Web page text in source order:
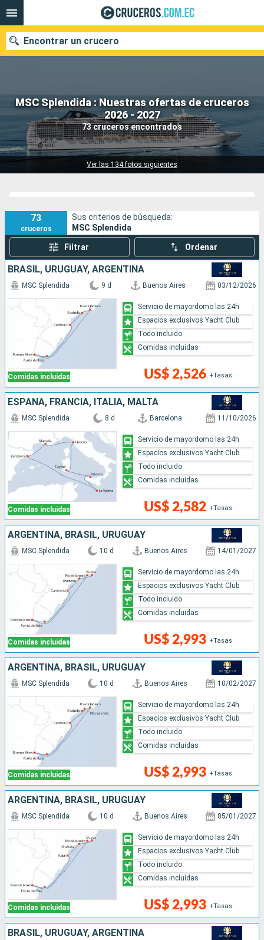
MSC Splendida : Nuestras ofertas de cruceros
2026 - 2027
73 cruceros encontrados
Ver las 134 fotos siguientes
Encontrar un crucero
Nuestros destinos
Fecha de salida
Puertos
73
cruceros
Sus criterios de búsqueda:
MSC Splendida
Filtrar Ordenar
BRASIL, URUGUAY, ARGENTINA
Comidas incluidas
MSC Splendida 9 d Buenos Aires 03/12/2026
US$ 2,526 +Tasas
Servicio de mayordomo las 24h
Espacios exclusivos Yacht Club
Todo incluido
Comidas incluidas
ESPAÑA, FRANCIA, ITALIA, MALTA
Comidas incluidas
MSC Splendida 8 d Barcelona 11/10/2026
US$ 2,582 +Tasas
Servicio de mayordomo las 24h
Espacios exclusivos Yacht Club
Todo incluido
Comidas incluidas
ARGENTINA, BRASIL, URUGUAY
Comidas incluidas
MSC Splendida 10 d Buenos Aires 14/01/2027
US$ 2,993 +Tasas
Servicio de mayordomo las 24h
Espacios exclusivos Yacht Club
Todo incluido
Comidas incluidas
ARGENTINA, BRASIL, URUGUAY
Comidas incluidas
MSC Splendida 10 d Buenos Aires 10/02/2027
US$ 2,993 +Tasas
Servicio de mayordomo las 24h
Espacios exclusivos Yacht Club
Todo incluido
Comidas incluidas
ARGENTINA, BRASIL, URUGUAY
Comidas incluidas
MSC Splendida 10 d Buenos Aires 05/01/2027
US$ 2,993 +Tasas
Servicio de mayordomo las 24h
Espacios exclusivos Yacht Club
Todo incluido
Comidas incluidas
BRASIL, URUGUAY, ARGENTINA